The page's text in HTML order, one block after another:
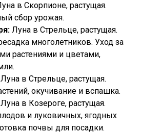
в Скорпионе, растущая.
сбор урожая.
Луна в Стрельце, растущая.
многолетников. Уход за
растениями и цветами,
Луна в Стрельце, растущая.
окучивание и вспашка.
Луна в Козероге, растущая.
и луковичных, ягодных
почвы для посадки.